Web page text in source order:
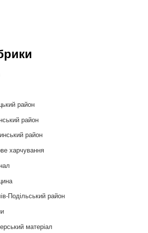
район
район
район
харчування
Подільський район
матеріал